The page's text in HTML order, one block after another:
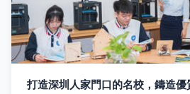
打造深圳人家門口的名校，鑄造